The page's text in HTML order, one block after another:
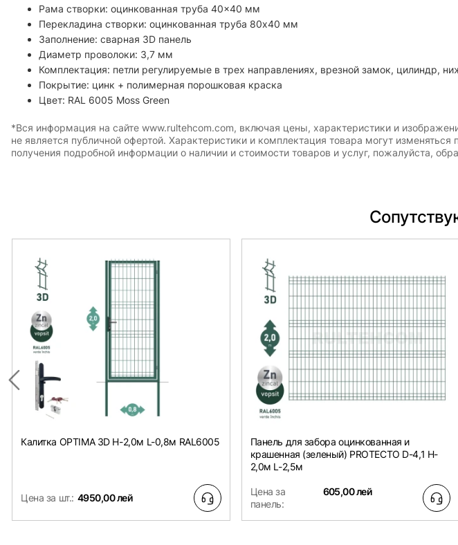
Рама створки: оцинкованная труба 40×40 мм
Перекладина створки: оцинкованная труба 80х40 мм
Заполнение: сварная 3D панель
Диаметр проволоки: 3,7 мм
Комплектация: петли регулируемые в трех направлениях, врезной замок, цилиндр,
Покрытие: цинк + полимерная порошковая краска
Цвет: RAL 6005 Moss Green
*Вся информация на сайте www.rultehcom.com, включая цены, характеристики и
не является публичной офертой. Характеристики и комплектация товара могут
получения подробной информации о наличии и стоимости товаров и услуг, пожалуйста,
Калитка OPTIMA 3D H-2,0м L-0,8м RAL6005
Цена за шт.: 4950,00 лей
Панель для забора оцинкованная и
крашенная (зеленый) PROTECTO D-4,1 H-
2,0м L-2,5м
Цена за
панель:
605,00 лей